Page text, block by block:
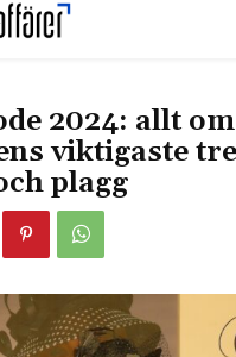
2024: allt om
viktigaste
plagg